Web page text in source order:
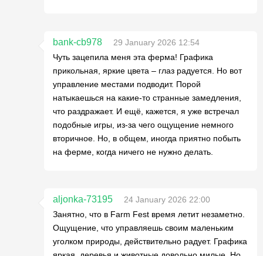
bank-cb978
29 January 2026 12:54
Чуть зацепила меня эта ферма! Графика
прикольная, яркие цвета – глаз радуется. Но вот
управление местами подводит. Порой
натыкаешься на какие-то странные замедления,
что раздражает. И ещё, кажется, я уже встречал
подобные игры, из-за чего ощущение немного
вторичное. Но, в общем, иногда приятно побыть
на ферме, когда ничего не нужно делать.
aljonka-73195
24 January 2026 22:00
Занятно, что в Farm Fest время летит незаметно.
Ощущение, что управляешь своим маленьким
уголком природы, действительно радует. Графика